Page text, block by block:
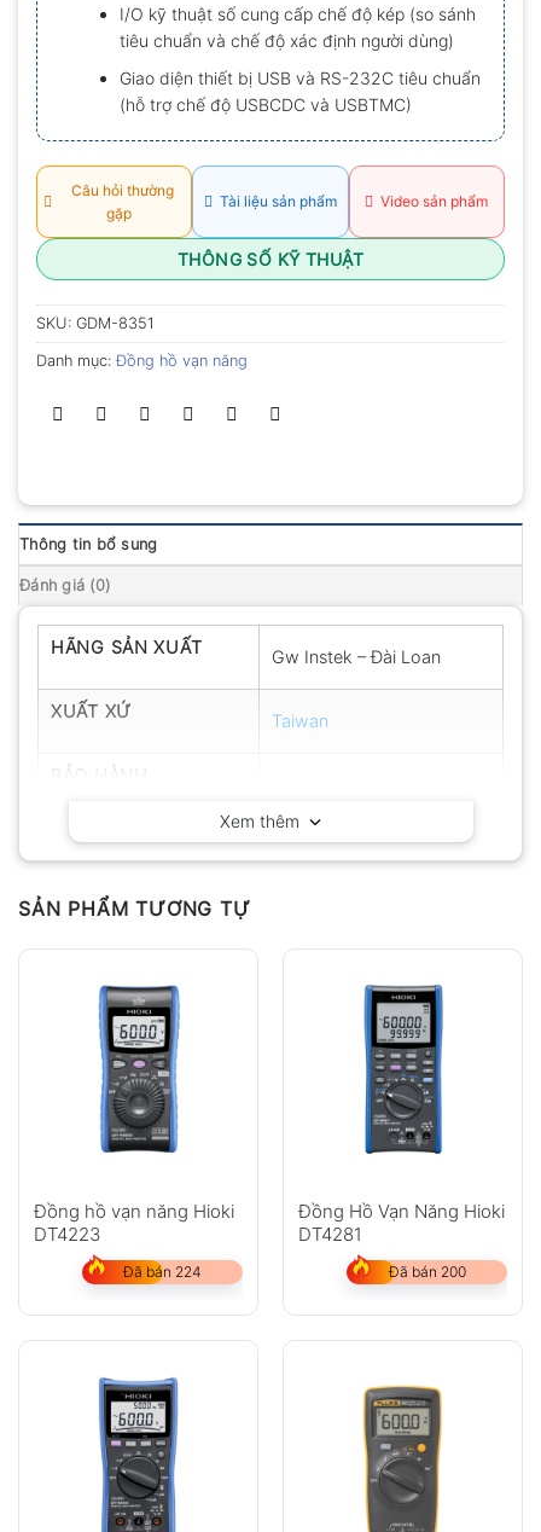
I/O kỹ thuật số cung cấp chế độ kép (so sánh
tiêu chuẩn và chế độ xác định người dùng)
Giao diện thiết bị USB và RS-232C tiêu chuẩn
(hỗ trợ chế độ USBCDC và USBTMC)
Câu hỏi thường
gặp
Tài liệu sản phẩm Video sản phẩm
THÔNG SỐ KỸ THUẬT
SKU: GDM-8351
Danh mục:Đồng hồ vạn năng
Thông tin bổ sung
Đánh giá (0)
HÃNG SẢN XUẤT Gw Instek – Đài Loan
XUẤT XỨ Taiwan
Xem thêm
SẢN PHẨM TƯƠNG TỰ
Đồng hồ vạn năng Hioki
DT4223
Đã bán 224
Đồng Hồ Vạn Năng Hioki
DT4281
Đã bán 200